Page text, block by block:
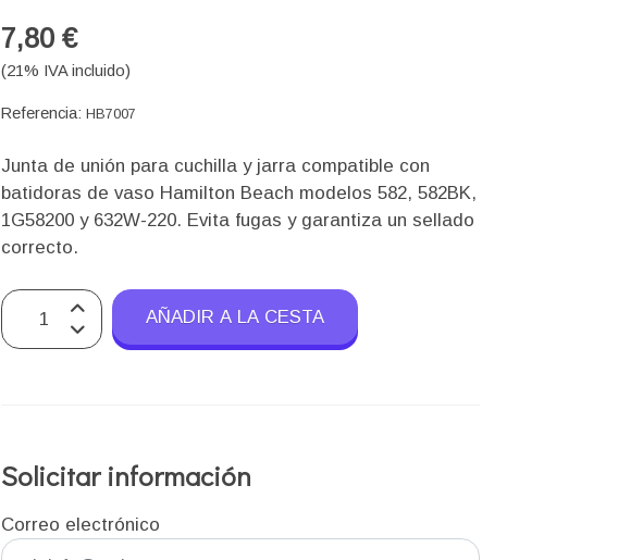
7,80 €
(21% IVA incluido)
Referencia:HB7007
Junta de unión para cuchilla y jarra compatible con
batidoras de vaso Hamilton Beach modelos 582, 582BK,
1G58200 y 632W-220. Evita fugas y garantiza un sellado
correcto.
AÑADIR A LA CESTA
Solicitar información
Correo electrónico